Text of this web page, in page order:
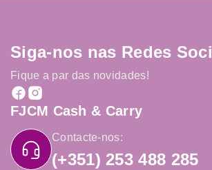
Siga-nos nas Redes
Fique a par das novidades!
FJCM Cash & Carry
Contacte-nos:
(+351) 253 488 285